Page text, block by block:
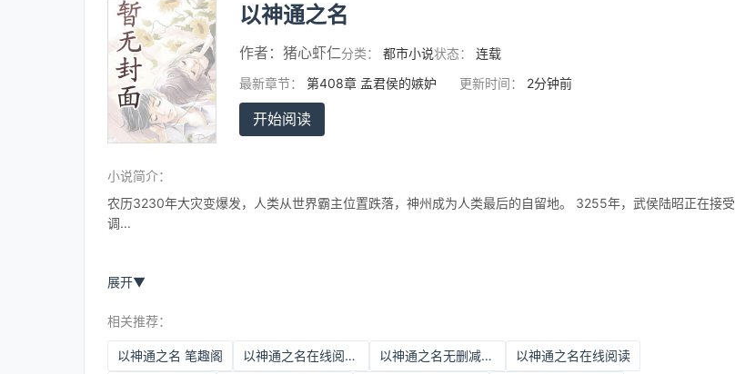
以神通之名
作者： 猪心虾仁分类： 都市小说状态：
连载
最新章节：
第408章 孟君侯的嫉妒 更新时间： 2分钟前
开始阅读
小说简介：
农历3230年大灾变爆发，人类从世界霸主位置跌落，神州成为人类最后的自留地。 3255年，武侯陆昭正在接受
调...
展开▼
相关推荐：
以神通之名 笔趣阁 以神通之名在线阅读免费完整版 以神通之名无删减版在线阅读
以神通之名在线阅读